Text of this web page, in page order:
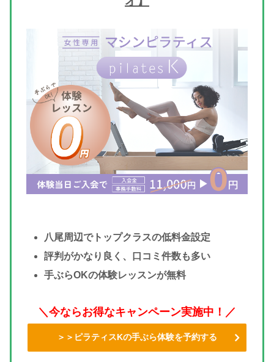
八尾周辺でトップクラスの低料金設定
評判がかなり良く、口コミ件数も多い
手ぶらOKの体験レッスンが無料
＼今ならお得なキャンペーン実施中！／
＞＞ピラティスKの手ぶら体験を予約する